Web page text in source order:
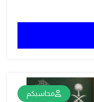
محاسبكم